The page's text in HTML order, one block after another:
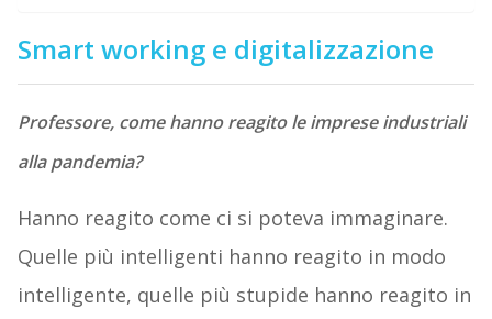
Smart working e digitalizzazione
Professore, come hanno reagito le imprese industriali
alla pandemia?
Hanno reagito come ci si poteva immaginare.
Quelle più intelligenti hanno reagito in modo
intelligente, quelle più stupide hanno reagito in